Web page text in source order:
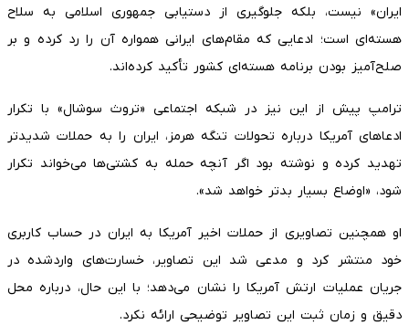
ایران» نیست، بلکه جلوگیری از دستیابی جمهوری اسلامی به سلاح
هسته‌ای است؛ ادعایی که مقام‌های ایرانی همواره آن را رد کرده و بر
صلح‌آمیز بودن برنامه هسته‌ای کشور تأکید کرده‌اند.
ترامپ پیش از این نیز در شبکه اجتماعی «تروث سوشال» با تکرار
ادعاهای آمریکا درباره تحولات تنگه هرمز، ایران را به حملات شدیدتر
تهدید کرده و نوشته بود اگر آنچه حمله به کشتی‌ها می‌خواند تکرار
شود، «اوضاع بسیار بدتر خواهد شد».
او همچنین تصاویری از حملات اخیر آمریکا به ایران در حساب کاربری
خود منتشر کرد و مدعی شد این تصاویر، خسارت‌های واردشده در
جریان عملیات ارتش آمریکا را نشان می‌دهد؛ با این حال، درباره محل
دقیق و زمان ثبت این تصاویر توضیحی ارائه نکرد.